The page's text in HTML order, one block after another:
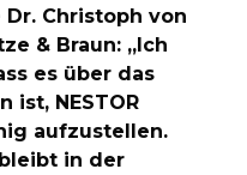
Christoph von
& Braun: „Ich
es über das
ist, NESTOR
aufzustellen.
in der